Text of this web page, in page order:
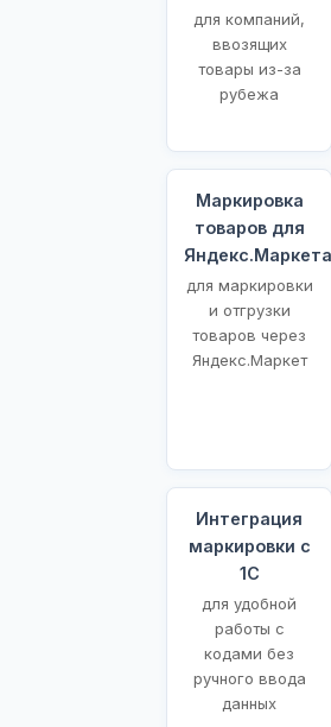
для компаний,
ввозящих
товары из-за
рубежа
Маркировка
товаров для
Яндекс.Маркета
для маркировки
и отгрузки
товаров через
Яндекс.Маркет
Интеграция
маркировки с
1С
для удобной
работы с
кодами без
ручного ввода
данных